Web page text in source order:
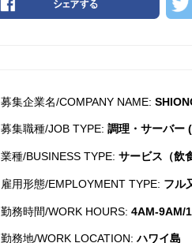
募集企業名/COMPANY NAME:
募集職種/JOB TYPE:調理・サーバー
業種/BUSINESS TYPE:サービス（飲
雇用形態/EMPLOYMENT TYPE: フル
勤務時間/WORK HOURS:4AM-9AM/
勤務地/WORK LOCATION:ハワイ島